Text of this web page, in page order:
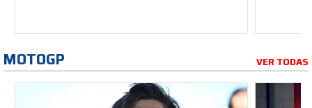
MOTOGP VER TODAS